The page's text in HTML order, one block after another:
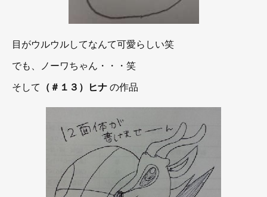
目がウルウルしてなんて可愛らしい笑
でも、ノーワちゃん・・・笑
そして （＃１３）ヒナの作品